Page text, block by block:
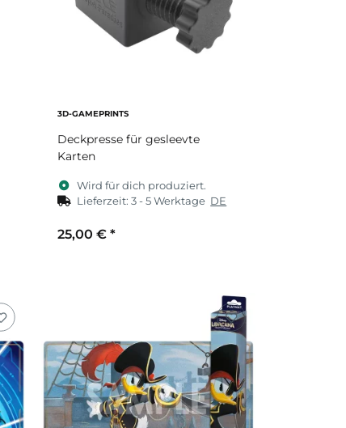
3D-GAMEPRINTS
Deckpresse für gesleevte
Karten
Wird für dich produziert.
Lieferzeit:3 - 5 Werktage DE
25,00 € *